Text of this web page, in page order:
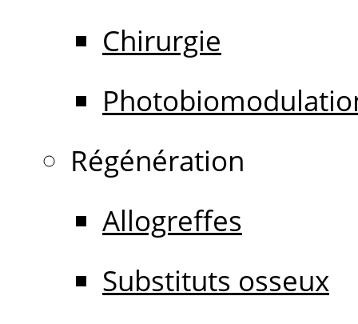
Chirurgie
Régénération
Allogreffes
Substituts osseux